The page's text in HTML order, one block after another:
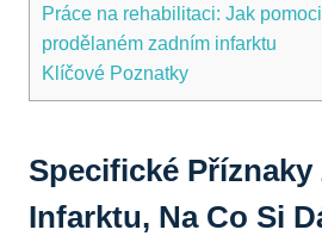
Práce na rehabilitaci: Jak
prodělaném zadním infarktu
Klíčové Poznatky
Specifické
Infarktu, Na Co Si